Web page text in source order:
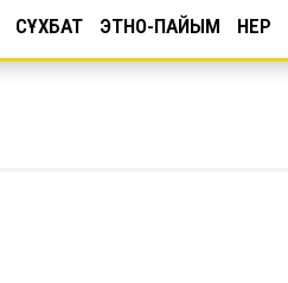
СҰХБАТ ЭТНО-ПАЙЫМ ӨНЕР